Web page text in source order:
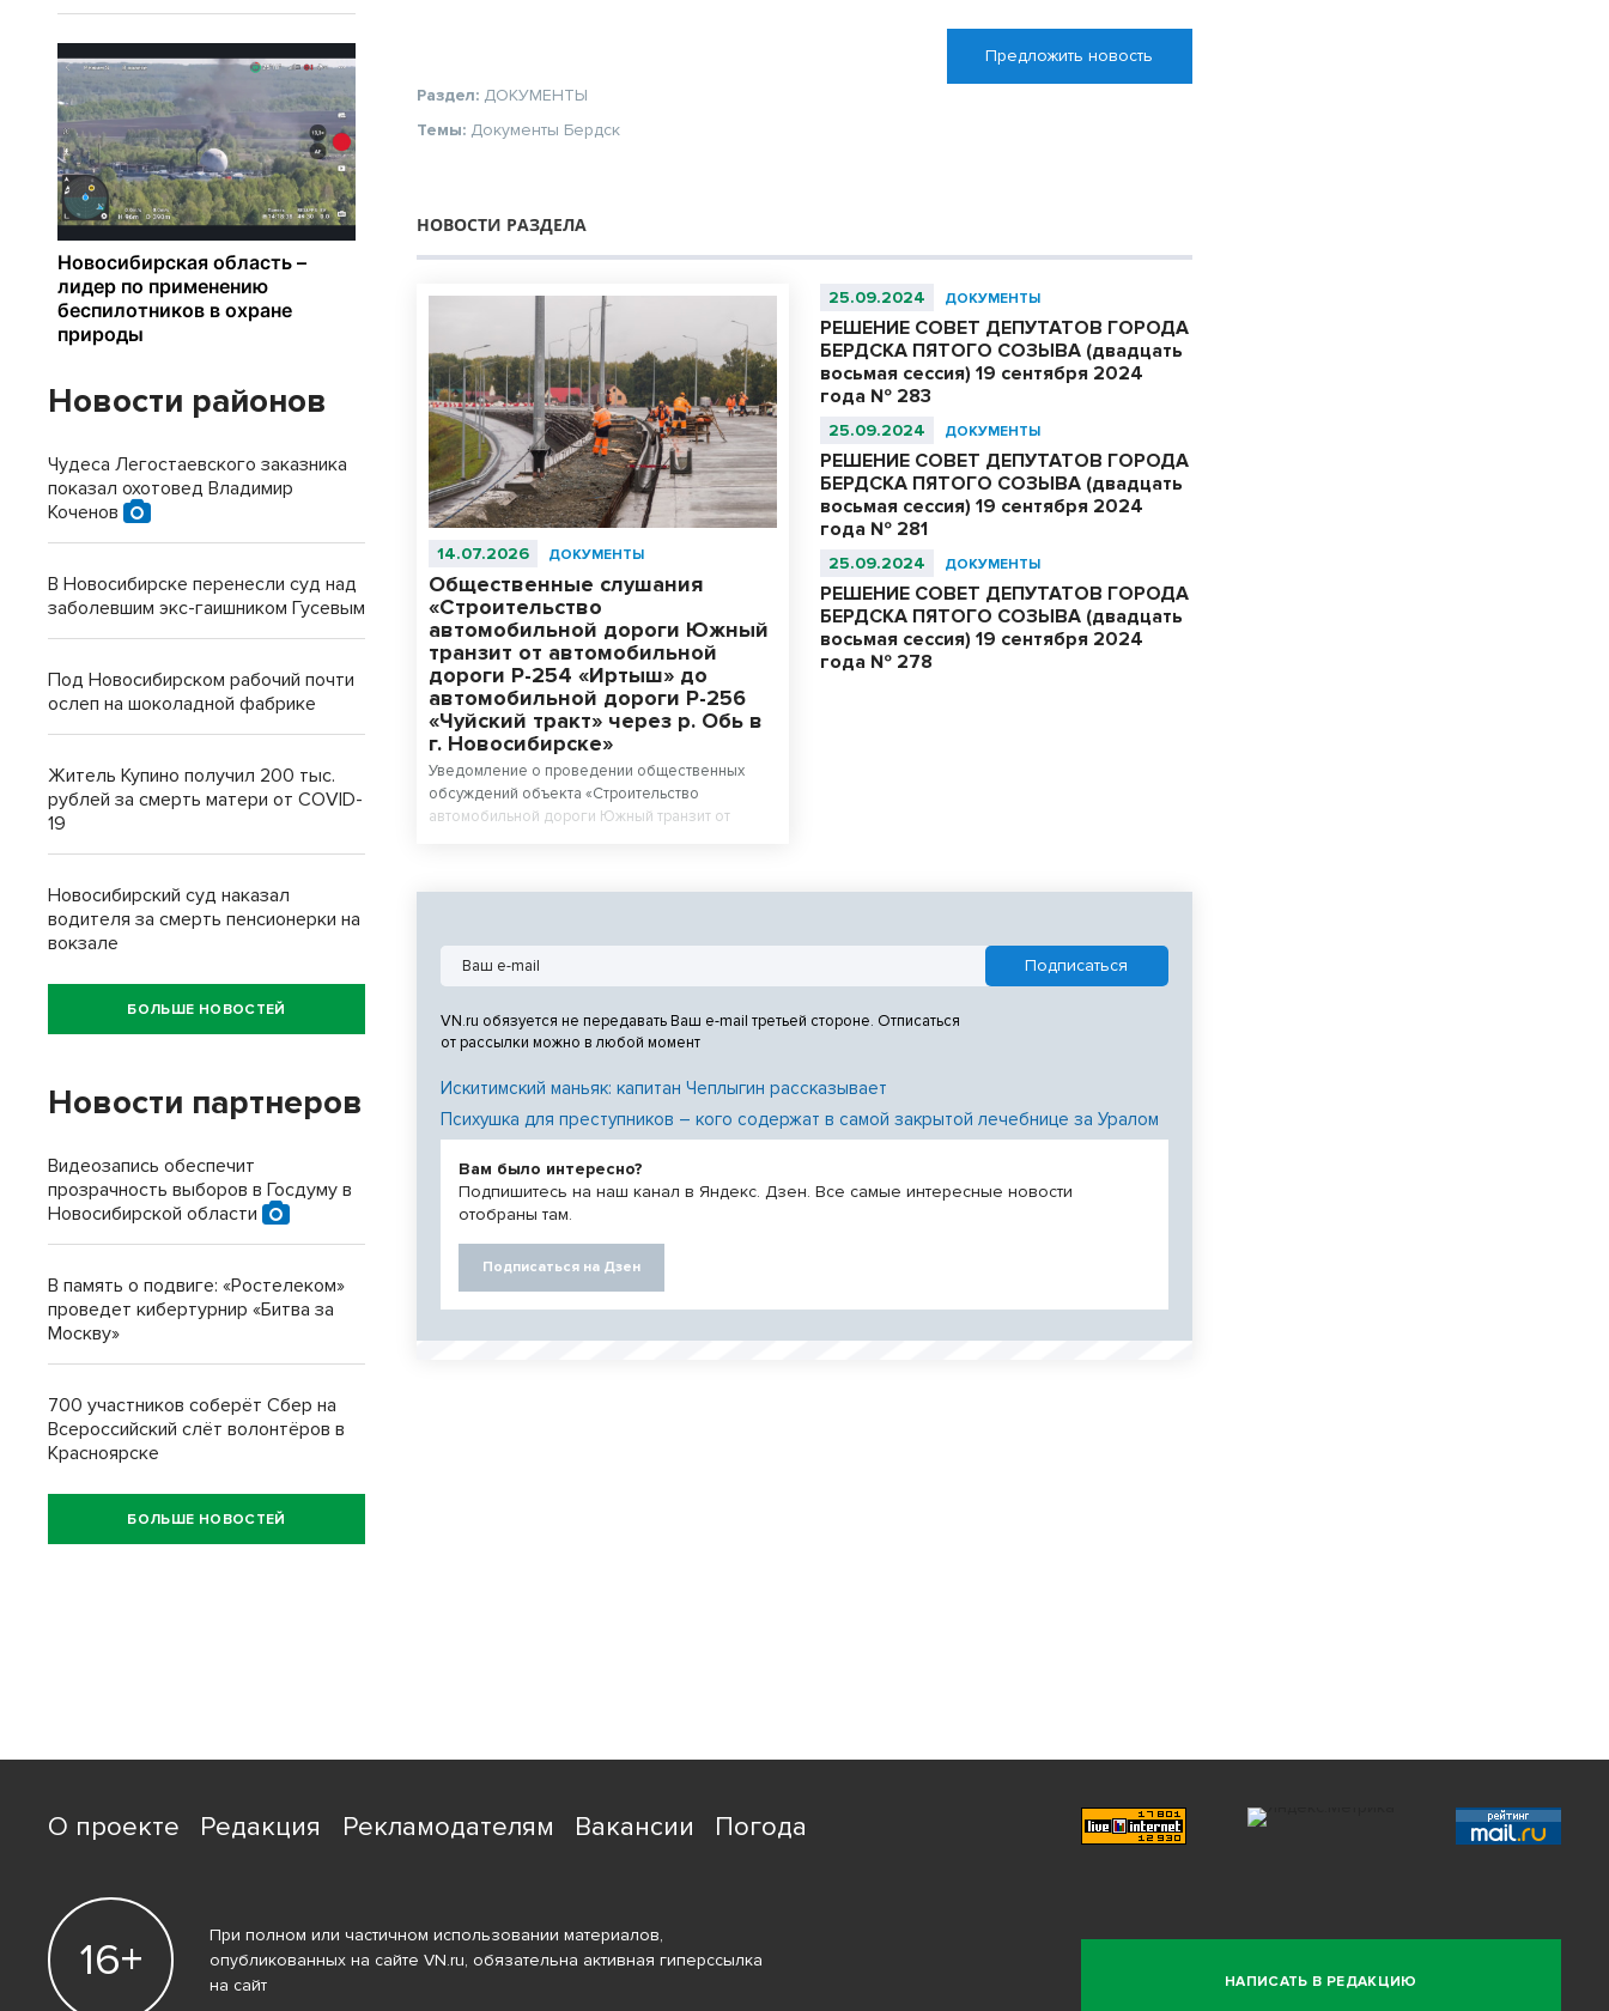
Предложить новость
Раздел: ДОКУМЕНТЫ
Темы: Документы Бердск
НОВОСТИ РАЗДЕЛА
14.07.2026 ДОКУМЕНТЫ
Общественные слушания
«Строительство
автомобильной дороги Южный
транзит от автомобильной
дороги Р-254 «Иртыш» до
автомобильной дороги Р-256
«Чуйский тракт» через р. Обь в
г. Новосибирске»
Уведомление о проведении общественных
обсуждений объекта «Строительство
автомобильной дороги Южный транзит от
25.09.2024 ДОКУМЕНТЫ
РЕШЕНИЕ СОВЕТ ДЕПУТАТОВ ГОРОДА
БЕРДСКА ПЯТОГО СОЗЫВА (двадцать
восьмая сессия) 19 сентября 2024
года № 283
25.09.2024 ДОКУМЕНТЫ
РЕШЕНИЕ СОВЕТ ДЕПУТАТОВ ГОРОДА
БЕРДСКА ПЯТОГО СОЗЫВА (двадцать
восьмая сессия) 19 сентября 2024
года № 281
25.09.2024 ДОКУМЕНТЫ
РЕШЕНИЕ СОВЕТ ДЕПУТАТОВ ГОРОДА
БЕРДСКА ПЯТОГО СОЗЫВА (двадцать
восьмая сессия) 19 сентября 2024
года № 278
VN.ru обязуется не передавать Ваш e-mail третьей стороне. Отписаться
от рассылки можно в любой момент
Искитимский маньяк: капитан Чеплыгин рассказывает
Психушка для преступников – кого содержат в самой закрытой лечебнице за Уралом
Вам было интересно?
Подпишитесь на наш канал в Яндекс. Дзен. Все самые интересные новости
отобраны там.
Подписаться на Дзен
Новости районов
Чудеса Легостаевского заказника
показал охотовед Владимир
Коченов
В Новосибирске перенесли суд над
заболевшим экс-гаишником Гусевым
Под Новосибирском рабочий почти
ослеп на шоколадной фабрике
Житель Купино получил 200 тыс.
рублей за смерть матери от COVID-
19
Новосибирский суд наказал
водителя за смерть пенсионерки на
вокзале
БОЛЬШЕ НОВОСТЕЙ
Новости партнеров
Видеозапись обеспечит
прозрачность выборов в Госдуму в
Новосибирской области
В память о подвиге: «Ростелеком»
проведет кибертурнир «Битва за
Москву»
700 участников соберёт Сбер на
Всероссийский слёт волонтёров в
Красноярске
БОЛЬШЕ НОВОСТЕЙ
О проекте Редакция Рекламодателям Вакансии Погода
НАПИСАТЬ В РЕДАКЦИЮ
16+
При полном или частичном использовании материалов,
опубликованных на сайте VN.ru, обязательна активная гиперссылка
на сайт